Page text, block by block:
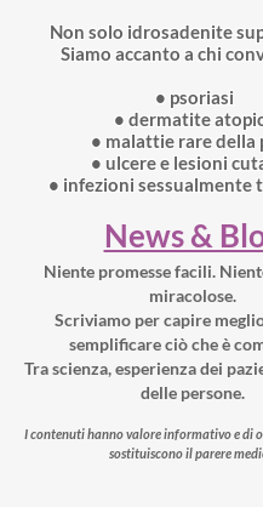
Non solo idrosadenite
Siamo accanto a chi
• psoriasi
• dermatite
• malattie rare della
• ulcere e lesioni
• infezioni sessualmente
News &
Niente promesse facili.
miracolose.
Scriviamo per capire
semplificare ciò che è
Tra scienza, esperienza dei
delle persone.
I contenuti hanno valore informativo e di
sostituiscono il parere